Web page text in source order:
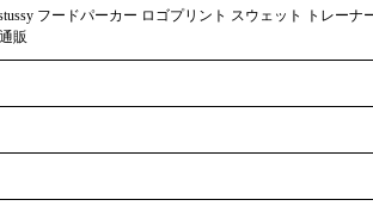
フードパーカー ロゴプリント スウェット トレー
販